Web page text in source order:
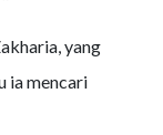
yang
ia mencari